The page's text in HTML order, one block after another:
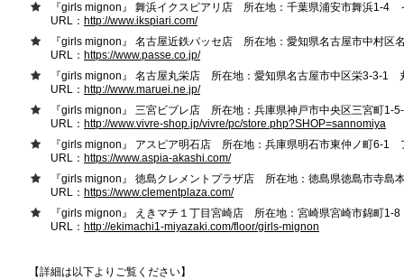
『girls mignon』 舞浜イクスピアリ店 所在地：千葉県浦安市舞浜1-
URL： http://www.ikspiari.com/
『girls mignon』 名古屋近鉄パッセ店 所在地：愛知県名古屋市中村
URL： https://www.passe.co.jp/
『girls mignon』 名古屋丸栄店 所在地：愛知県名古屋市中区栄3-3-1
URL： http://www.maruei.ne.jp/
『girls mignon』 三宮ビブレ店 所在地：兵庫県神戸市中央区三宮町
URL： http://www.vivre-shop.jp/vivre/pc/store.php?SHOP=sannomiya
『girls mignon』 アスピア明石店 所在地：兵庫県明石市東仲ノ町6-1
URL： https://www.aspia-akashi.com/
『girls mignon』 徳島クレメントプラザ店 所在地：徳島県徳島市寺島
URL： https://www.clementplaza.com/
『girls mignon』 えきマチ１丁目宮崎店 所在地：宮崎県宮崎市錦町1-
URL： http://ekimachi1-miyazaki.com/floor/girls-mignon
【詳細は以下よりご覧ください】